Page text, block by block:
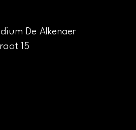
De Alkenaer
15